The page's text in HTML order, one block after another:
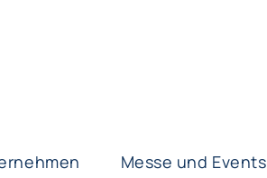
Messe und Events